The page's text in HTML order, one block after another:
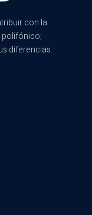
con la
polifónico;
diferencias.